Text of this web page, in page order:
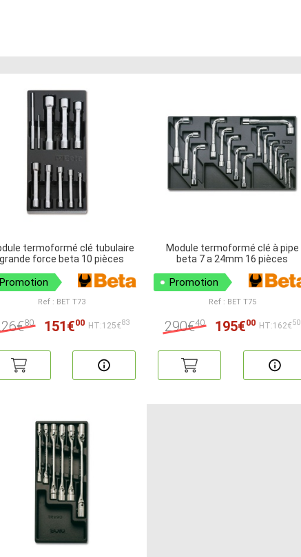
termoformé clé tubulaire
grande force beta 10 pièces
Promotion
Ref : BET T73
80 151€00 HT:125€83
Module termoformé clé à pipe
beta 7 a 24mm 16 pièces
Promotion
Ref : BET T75
290€40 195€00 HT:162€50